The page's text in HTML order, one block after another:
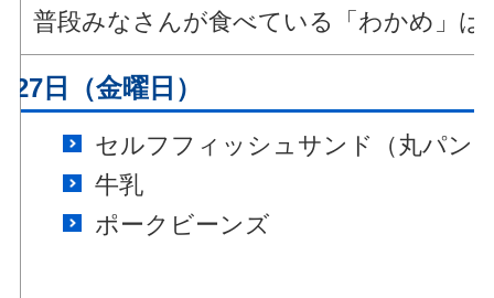
普段みなさんが食べている「わかめ」
27日（金曜日）
セルフフィッシュサンド（丸パン
牛乳
ポークビーンズ